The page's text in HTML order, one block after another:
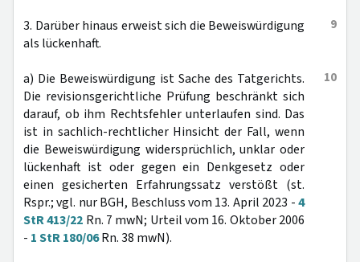
9
3. Darüber hinaus erweist sich die Beweiswürdigung
als lückenhaft.
10
a) Die Beweiswürdigung ist Sache des Tatgerichts.
Die revisionsgerichtliche Prüfung beschränkt sich
darauf, ob ihm Rechtsfehler unterlaufen sind. Das
ist in sachlich-rechtlicher Hinsicht der Fall, wenn
die Beweiswürdigung widersprüchlich, unklar oder
lückenhaft ist oder gegen ein Denkgesetz oder
einen gesicherten Erfahrungssatz verstößt (st.
Rspr.; vgl. nur BGH, Beschluss vom 13. April 2023 -4
StR 413/22 Rn. 7 mwN; Urteil vom 16. Oktober 2006
- 1 StR 180/06Rn. 38 mwN).